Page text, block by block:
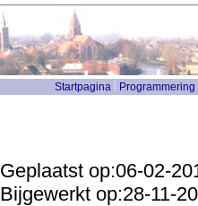
Startpagina Programmering
Geplaatst op:06-02-
Bijgewerkt op:28-11-